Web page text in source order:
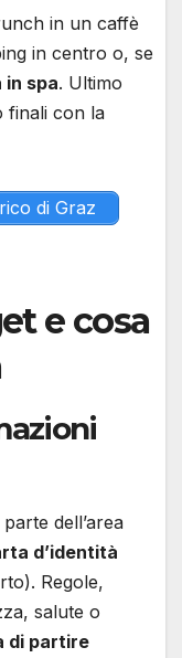
in un caffè
in centro o, se
in spa. Ultimo
finali con la
di Graz
e cosa
dell’area
d’identità
Regole,
salute o
di partire